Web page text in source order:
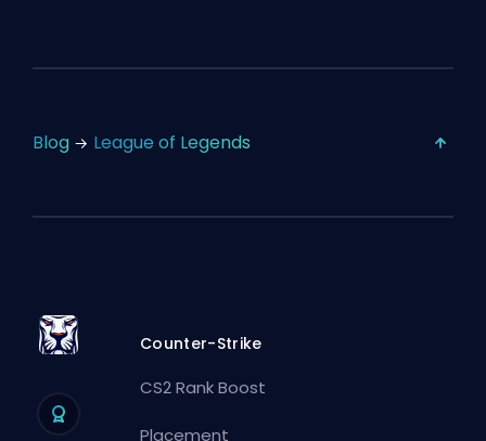
Blog League of Legends
Counter-Strike
CS2 Rank Boost
Placement